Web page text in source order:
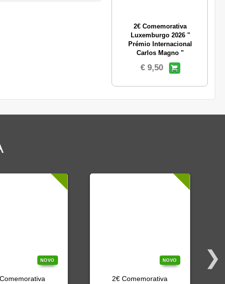
2€ Comemorativa
Luxemburgo 2026 "
Prémio Internacional
Carlos Magno "
€ 9,50
NOVO NOVO
2€ Comemorativa